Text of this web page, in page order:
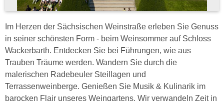
Im Herzen der Sächsischen Weinstraße erleben Sie Genuss
in seiner schönsten Form - beim Weinsommer auf Schloss
Wackerbarth. Entdecken Sie bei Führungen, wie aus
Trauben Träume werden. Wandern Sie durch die
malerischen Radebeuler Steillagen und
Terrassenweinberge. Genießen Sie Musik & Kulinarik im
barocken Flair unseres Weingartens. Wir verwandeln Zeit in